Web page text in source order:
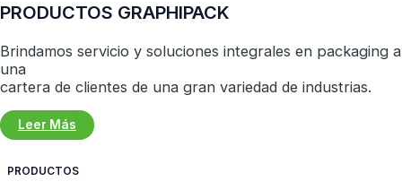
PRODUCTOS GRAPHIPACK
Brindamos servicio y soluciones integrales en packaging a
una
cartera de clientes de una gran variedad de industrias.
Leer Más
PRODUCTOS